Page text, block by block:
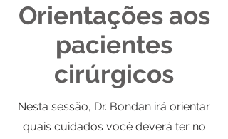
Orientações aos
pacientes
cirúrgicos
Nesta sessão, Dr. Bondan irá orientar
quais cuidados você deverá ter no